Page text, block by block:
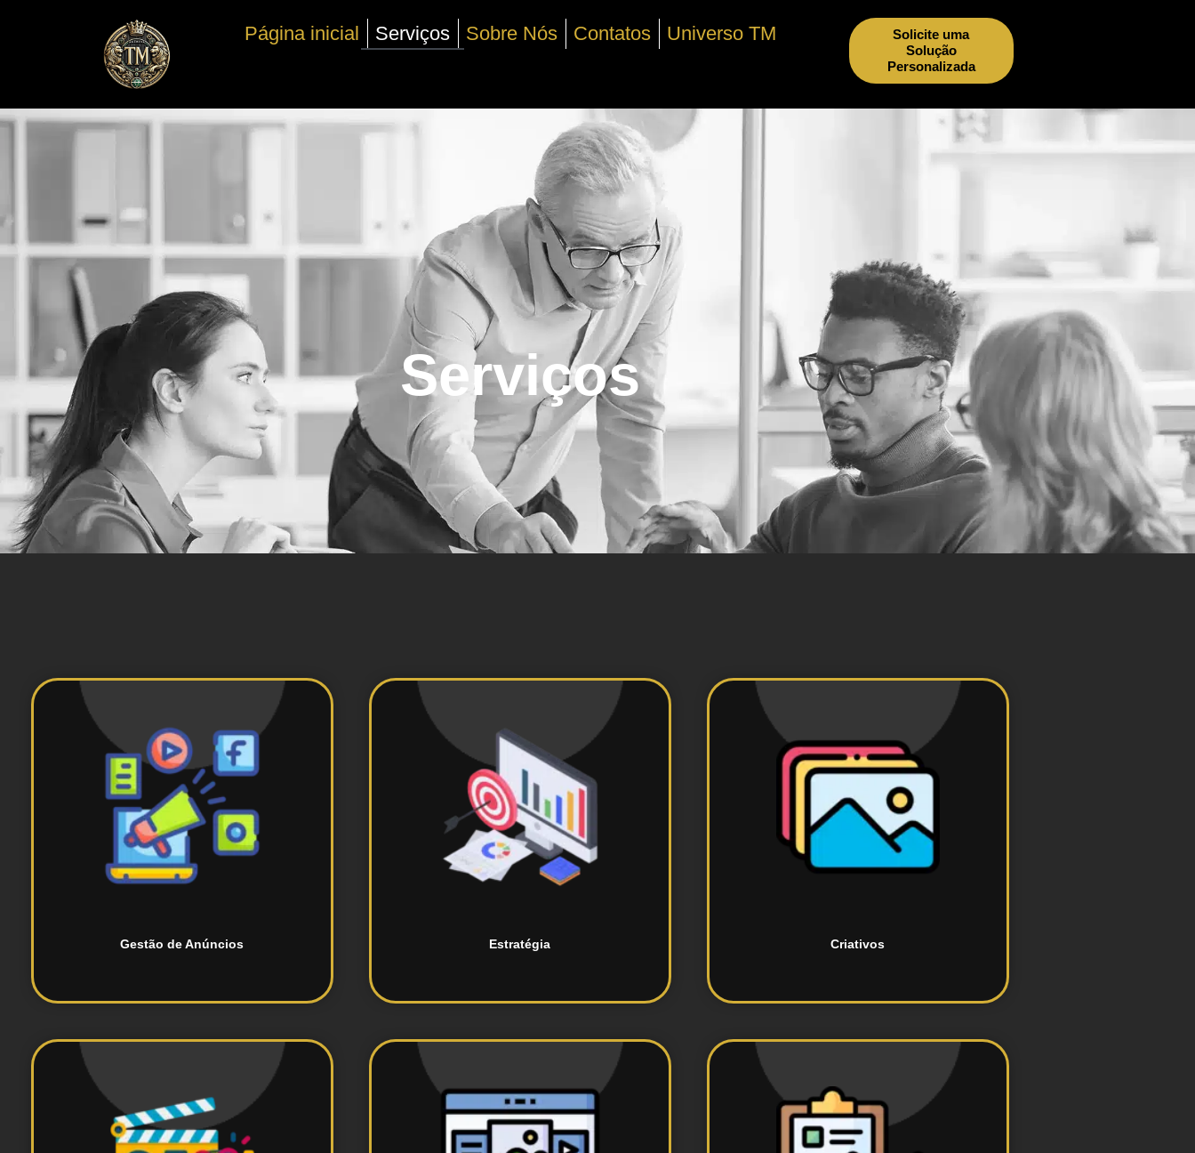
Página inicial Serviços Sobre Nós Contatos Universo TM
Solicite uma
Solução
Personalizada
Serviços
Gestão de Anúncios
Gerenciamento e otimização de
campanhas publicitárias.
Estratégia
Desenvolvimento de estratégias
de marketing digital
personalizadas.
Criativos
Criação de materiais publicitários
e conteúdo visual atraente.